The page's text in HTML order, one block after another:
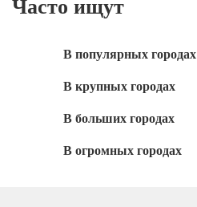
Часто ищут
В популярных городах
В крупных городах
В больших городах
В огромных городах